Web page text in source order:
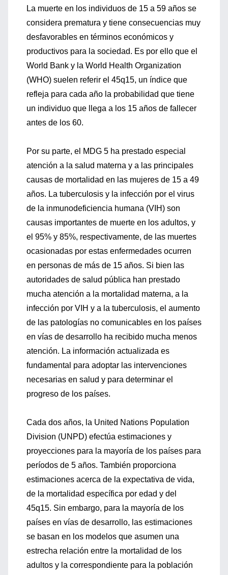
La muerte en los individuos de 15 a 59 años se
considera prematura y tiene consecuencias muy
desfavorables en términos económicos y
productivos para la sociedad. Es por ello que el
World Bank y la World Health Organization
(WHO) suelen referir el 45q15, un índice que
refleja para cada año la probabilidad que tiene
un individuo que llega a los 15 años de fallecer
antes de los 60.
Por su parte, el MDG 5 ha prestado especial
atención a la salud materna y a las principales
causas de mortalidad en las mujeres de 15 a 49
años. La tuberculosis y la infección por el virus
de la inmunodeficiencia humana (VIH) son
causas importantes de muerte en los adultos, y
el 95% y 85%, respectivamente, de las muertes
ocasionadas por estas enfermedades ocurren
en personas de más de 15 años. Si bien las
autoridades de salud pública han prestado
mucha atención a la mortalidad materna, a la
infección por VIH y a la tuberculosis, el aumento
de las patologías no comunicables en los países
en vías de desarrollo ha recibido mucha menos
atención. La información actualizada es
fundamental para adoptar las intervenciones
necesarias en salud y para determinar el
progreso de los países.
Cada dos años, la United Nations Population
Division (UNPD) efectúa estimaciones y
proyecciones para la mayoría de los países para
períodos de 5 años. También proporciona
estimaciones acerca de la expectativa de vida,
de la mortalidad específica por edad y del
45q15. Sin embargo, para la mayoría de los
países en vías de desarrollo, las estimaciones
se basan en los modelos que asumen una
estrecha relación entre la mortalidad de los
adultos y la correspondiente para la población